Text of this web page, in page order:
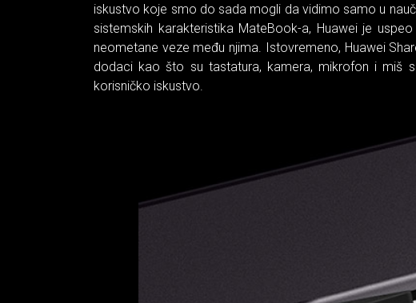
iskustvo koje smo do sada mogli da vidimo samo u
sistemskih karakteristika MateBook-a, Huawei je
neometane veze među njima. Istovremeno, Huawei
dodaci kao što su tastatura, kamera, mikrofon i miš
korisničko iskustvo.